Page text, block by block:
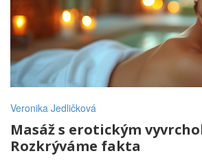
Veronika Jedličková
Masáž s erotickým
Rozkrýváme fakta